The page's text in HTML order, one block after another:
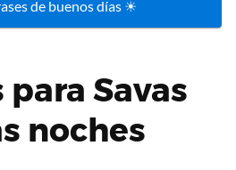
de buenos días ☀
Savas
noches